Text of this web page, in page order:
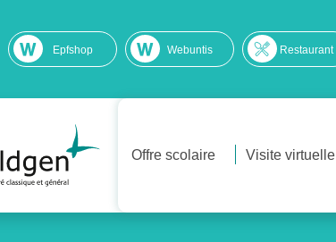
Epfshop Webuntis Restaurant
Offre scolaire Visite virtuelle